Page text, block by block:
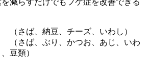
ば、納豆、チーズ、いわし）
ば、ぶり、かつお、あじ、いわ
豆類）